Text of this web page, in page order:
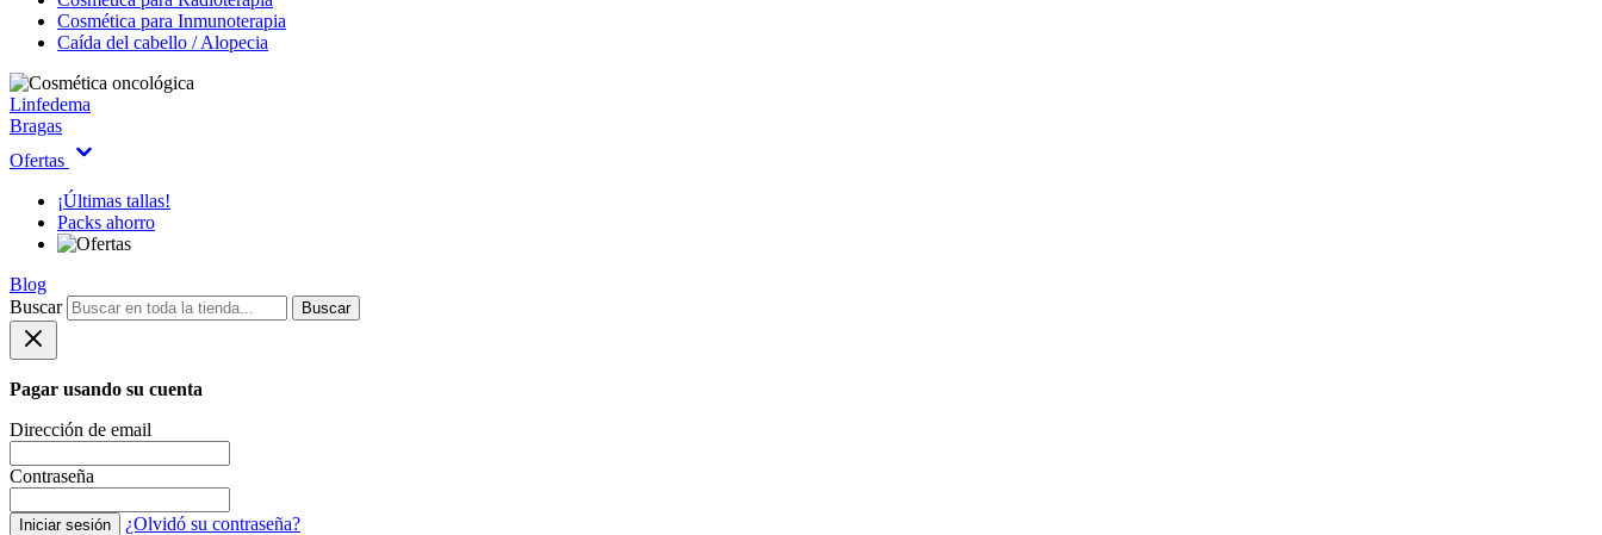
Cosmética para Inmunoterapia
Caída del cabello / Alopecia
Linfedema
Bragas
Ofertas
¡Últimas tallas!
Packs ahorro
Blog
Buscar
Buscar
Pagar usando su cuenta
Dirección de email
Contraseña
Iniciar sesión ¿Olvidó su contraseña?